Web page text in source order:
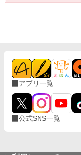
アプリ一覧
公式SNS一覧